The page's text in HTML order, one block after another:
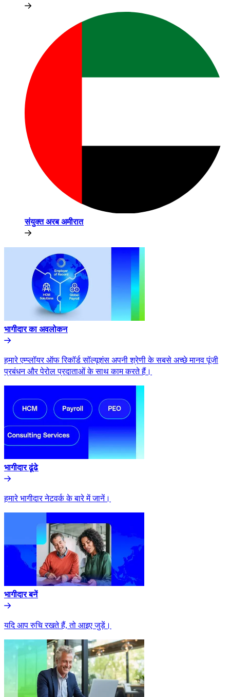
संयुक्त अरब अमीरात​​
भागीदार का अवलोकन​​
हमारे एम्प्लॉयर ऑफ रिकॉर्ड सॉल्यूशंस अपनी श्रेणी के सबसे अच्छे मानव पूंजी
प्रबंधन और पेरोल प्रदाताओं के साथ काम करते हैं।​​
भागीदार ढूंढे​​
हमारे भागीदार नेटवर्क के बारे में जानें।​​
भागीदार बनें​​
यदि आप रुचि रखते हैं, तो आइए जुड़ें।​​